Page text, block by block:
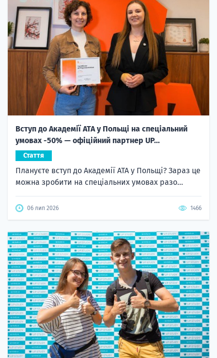
Вступ до Академії ATA у Польщі на спеціальний
умовах -50% — офіційний партнер UP...
Стаття
Плануєте вступ до Академії ATA у Польщі? Зараз це
можна зробити на спеціальних умовах разо...
06 лип 2026 1466